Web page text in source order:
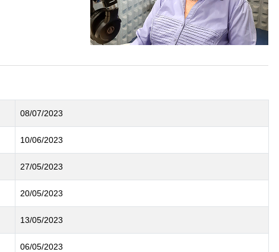
08/07/2023
10/06/2023
27/05/2023
20/05/2023
13/05/2023
06/05/2023